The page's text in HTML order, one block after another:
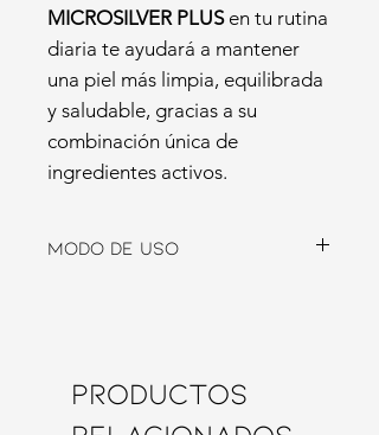
MICROSILVER PLUSen tu rutina
diaria te ayudará a mantener
una piel más limpia, equilibrada
y saludable, gracias a su
combinación única de
ingredientes activos.
Modo de Uso
Aplicación: Aplica la crema facial
Productos